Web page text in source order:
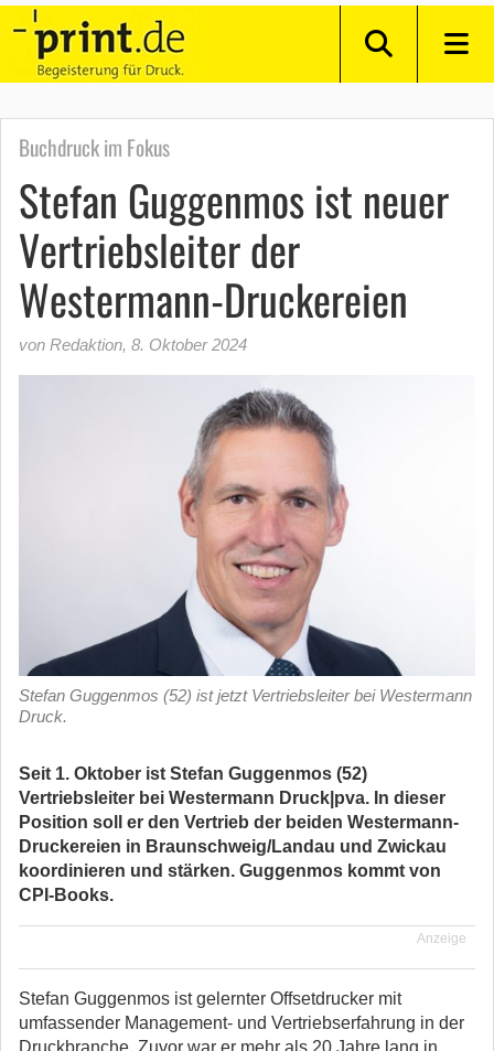
Buchdruck im Fokus
Stefan Guggenmos ist neuer
Vertriebsleiter der
Westermann-Druckereien
von Redaktion, 8. Oktober 2024
Stefan Guggenmos (52) ist jetzt Vertriebsleiter bei Westermann
Druck.
Seit 1. Oktober ist Stefan Guggenmos (52)
Vertriebsleiter bei Westermann Druck|pva. In dieser
Position soll er den Vertrieb der beiden Westermann-
Druckereien in Braunschweig/Landau und Zwickau
koordinieren und stärken. Guggenmos kommt von
CPI-Books.
Anzeige
Stefan Guggenmos ist gelernter Offsetdrucker mit
umfassender Management- und Vertriebserfahrung in der
Druckbranche. Zuvor war er mehr als 20 Jahre lang in